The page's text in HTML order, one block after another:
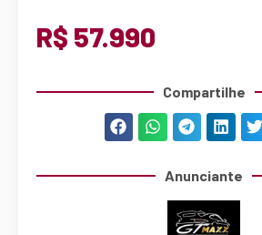
R$ 57.990
Compartilhe
Anunciante